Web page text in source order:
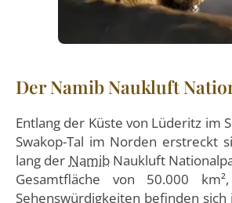
Der Namib Naukluft
Entlang der Küste von Lüderitz im
Swakop-Tal im Norden erstreckt
lang der NamibNaukluft
Gesamtfläche von 50.000
Sehenswürdigkeiten befinden